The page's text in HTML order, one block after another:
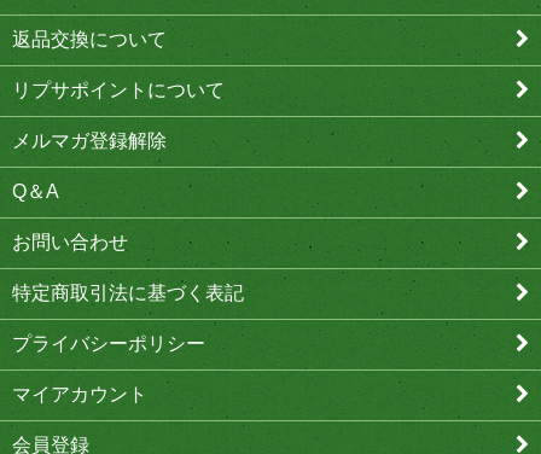
返品交換について
リプサポイントについて
メルマガ登録解除
Q＆A
お問い合わせ
特定商取引法に基づく表記
プライバシーポリシー
マイアカウント
会員登録